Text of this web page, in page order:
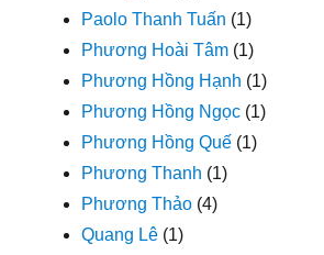
Paolo Thanh Tuấn (1)
Phương Hoài Tâm (1)
Phương Hồng Hạnh (1)
Phương Hồng Ngọc (1)
Phương Hồng Quế (1)
Phương Thanh (1)
Phương Thảo (4)
Quang Lê (1)